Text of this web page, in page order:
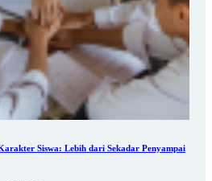
Siswa: Lebih dari Sekadar Penyampai